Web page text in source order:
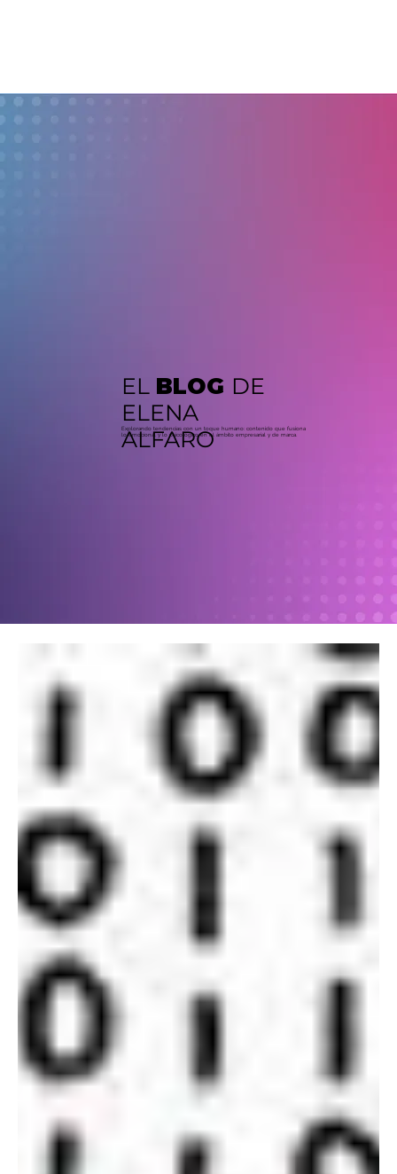
EL BLOG DE
ELENA
ALFARO
Explorando tendencias con un toque humano: contenido que fusiona
lo emocional y lo psicológico en el ámbito empresarial y de marca.